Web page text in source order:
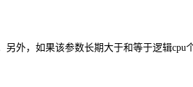
另外，如果该参数长期大于和等于逻辑cpu